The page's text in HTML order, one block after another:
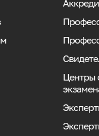
Центры